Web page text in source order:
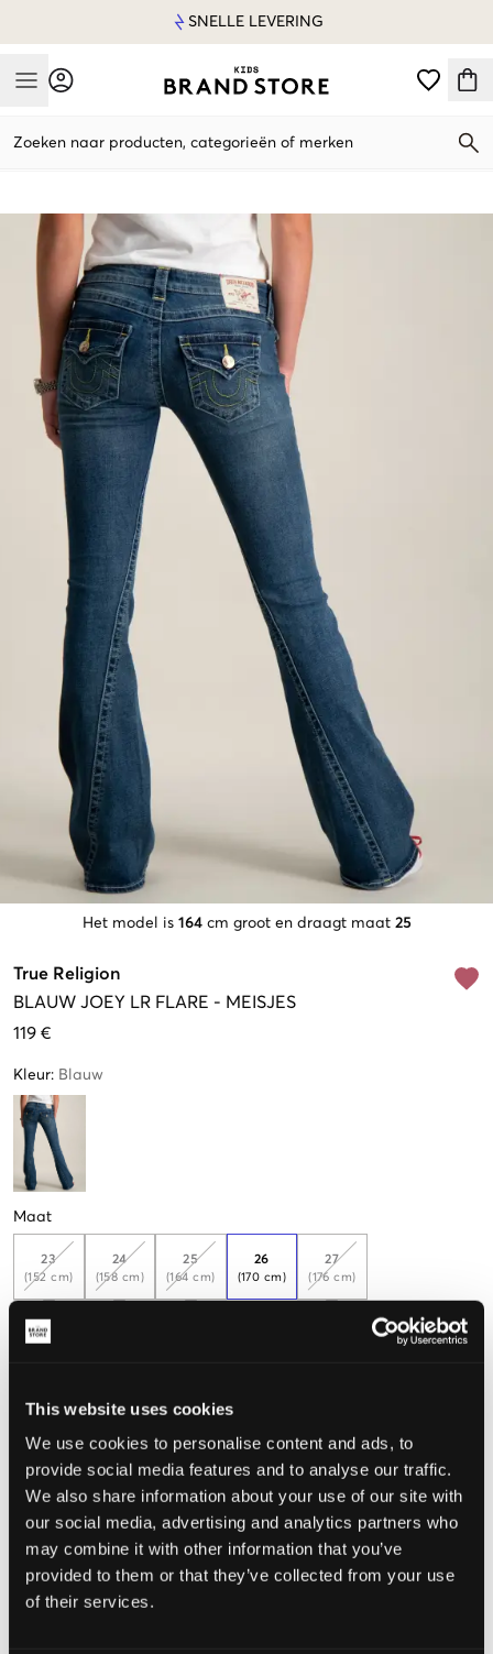
This website uses cookies
We use cookies to personalise content and ads, to
provide social media features and to analyse our traffic.
We also share information about your use of our site with
our social media, advertising and analytics partners who
may combine it with other information that you’ve
provided to them or that they’ve collected from your use
of their services.
SNELLE LEVERING
Mobile Menu
Zoeken naar producten, categorieën of merken
Het model is 164 cm groot en draagt maat 25
True Religion
BLAUW JOEY LR FLARE - MEISJES
119 €
Kleur: Blauw
Maat
23
(152 cm)
24
(158 cm)
25
(164 cm)
26
(170 cm)
27
(176 cm)
Te klein Perfect
MAATTABEL
KIES EEN MAAT
Snelle levering
Gratis verzending vanaf €69